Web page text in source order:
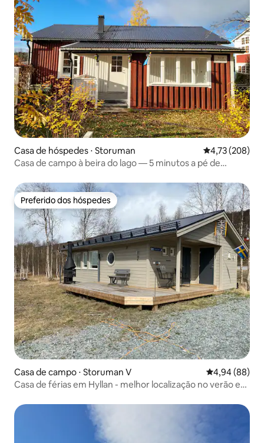
Casa de hóspedes ⋅ Storuman 4,73 de uma
4,73 (208)
Casa de campo à beira do lago — 5 minutos a pé de
Preferido dos hóspedes
Preferido dos hóspedes
Casa de campo ⋅ Storuman V 4,94 de uma
4,94 (88)
Casa de férias em Hyllan - melhor localização no verão e